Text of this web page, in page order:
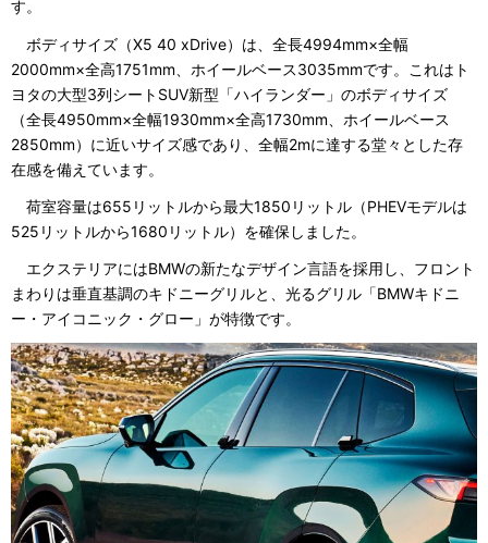
す。
ボディサイズ（X5 40 xDrive）は、全長4994mm×全幅
2000mm×全高1751mm、ホイールベース3035mmです。これはト
ヨタの大型3列シートSUV新型「ハイランダー」のボディサイズ
（全長4950mm×全幅1930mm×全高1730mm、ホイールベース
2850mm）に近いサイズ感であり、全幅2mに達する堂々とした存
在感を備えています。
荷室容量は655リットルから最大1850リットル（PHEVモデルは
525リットルから1680リットル）を確保しました。
エクステリアにはBMWの新たなデザイン言語を採用し、フロント
まわりは垂直基調のキドニーグリルと、光るグリル「BMWキドニ
ー・アイコニック・グロー」が特徴です。